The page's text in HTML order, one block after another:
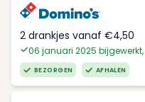
2 drankjes vanaf €4,50
06 januari 2025
BEZORGEN AFHALEN